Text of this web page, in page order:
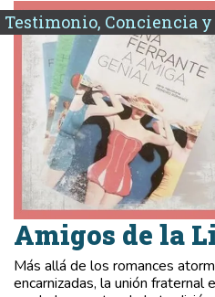
Testimonio, Conciencia
Amigos de la
Más allá de los romances
encarnizadas, la unión fraternal